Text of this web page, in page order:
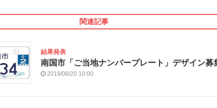
関連記事
結果発表
南国市「ご当地ナンバープレート」デザイン募
2019/08/20 10:00